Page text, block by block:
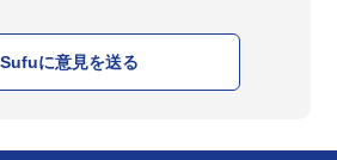
Sufuに意見を送る